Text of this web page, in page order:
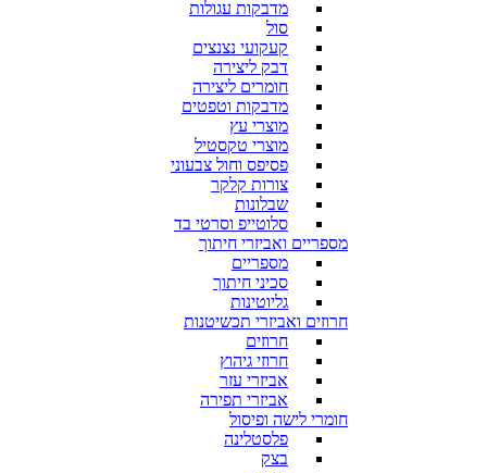
מדבקות עגולות
סול
קעקועי נצנצים
דבק ליצירה
חומרים ליצירה
מדבקות וטפטים
מוצרי עץ
מוצרי טקסטיל
פסיפס וחול צבעוני
צורות קלקר
שבלונות
סלוטייפ וסרטי בד
מספריים ואביזרי חיתוך
מספריים
סכיני חיתוך
גליוטינות
חרוזים ואביזרי תכשיטנות
חרוזים
חרוזי גיהוץ
אביזרי עזר
אביזרי תפירה
חומרי לישה ופיסול
פלסטלינה
בצק